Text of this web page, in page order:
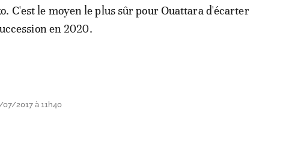
C'est le moyen le plus sûr pour Ouattara d'écarter
en 2020.
2017 à 11h40